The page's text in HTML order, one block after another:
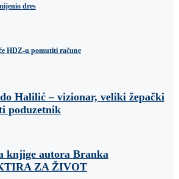
dres
HDZ-u pomutiti račune
Halilić – vizionar, veliki žepački
poduzetnik
knjige autora Branka
ZA ŽIVOT